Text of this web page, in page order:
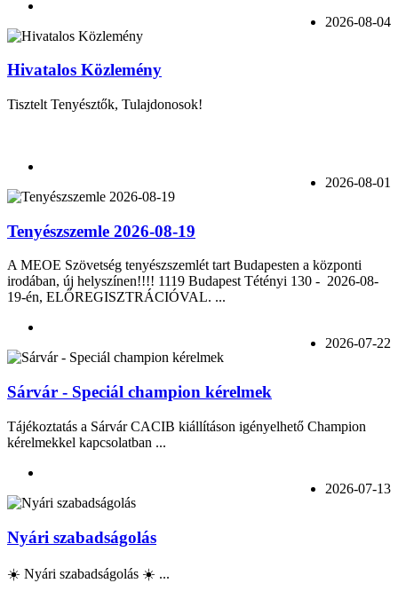
2026-08-04
Hivatalos Közlemény
Tisztelt Tenyésztők, Tulajdonosok!
2026-08-01
Tenyészszemle 2026-08-19
A MEOE Szövetség tenyészszemlét tart Budapesten a központi
irodában, új helyszínen!!!! 1119 Budapest Tétényi 130 - 2026-08-
19-én, ELŐREGISZTRÁCIÓVAL. ...
2026-07-22
Sárvár - Speciál champion kérelmek
Tájékoztatás a Sárvár CACIB kiállításon igényelhető Champion
kérelmekkel kapcsolatban ...
2026-07-13
Nyári szabadságolás
☀️ Nyári szabadságolás ☀️ ...